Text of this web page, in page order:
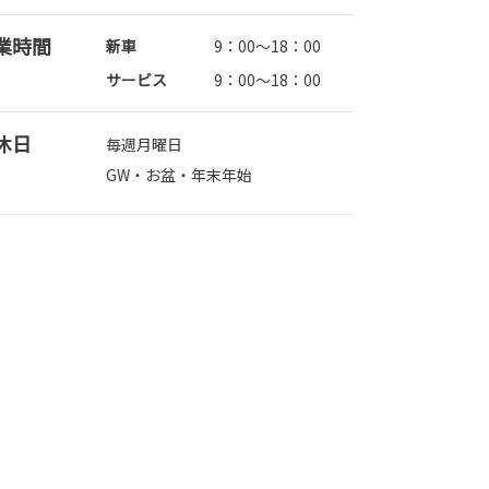
時間 新車
9：00～18：00
サービス
9：00～18：00
日
毎週月曜日
GW・お盆・年末年始